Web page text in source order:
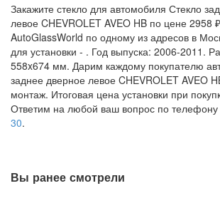
Закажите стекло для автомобиля Стекло
левое CHEVROLET AVEO HB по цене 2958
AutoGlassWorld по одному из адресов в
для установки - . Год выпуска: 2006-2011.
558x674 мм. Дарим каждому покупателю
заднее дверное левое CHEVROLET AVEO
монтаж. Итоговая цена установки при
Ответим на любой ваш вопрос по телефону
30.
Вы ранее смотрели